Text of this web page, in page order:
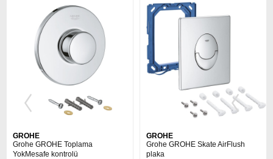
GROHE
Grohe GROHE Toplama
YokMesafe kontrolü
GROHE
Grohe GROHE Skate AirFlush
plaka